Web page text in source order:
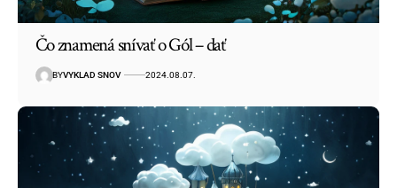
Čo znamená snívať o Gól – dať
BYVYKLAD SNOV 2024.08.07.